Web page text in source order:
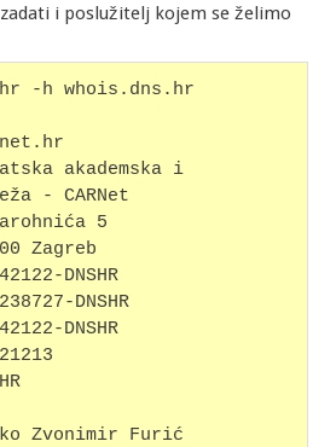
i poslužitelj kojem se želimo
-h whois.dns.hr
akademska i
- CARNet
5
Zagreb
DNSHR
DNSHR
DNSHR
Zvonimir Furić